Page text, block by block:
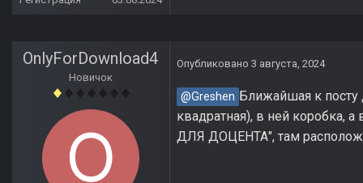
OnlyForDownload4
Новичок
Опубликовано 3 августа, 2024
@Greshen Ближайшая к посту
квадратная), в ней
ДЛЯ ДОЦЕНТА", там